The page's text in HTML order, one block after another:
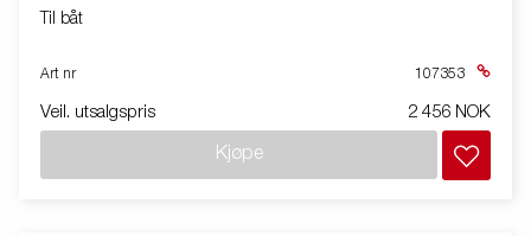
Til båt
Art nr 107353
Veil. utsalgspris 2 456 NOK
Kjøpe